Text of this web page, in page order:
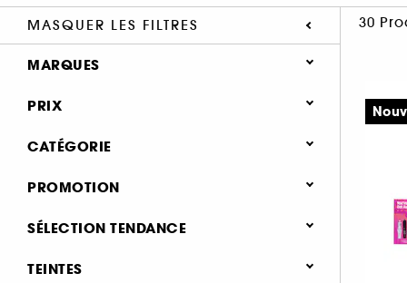
MASQUER LES FILTRES 30
MARQUES
ARMANI (1)
CLARINS (2)
PRIX
CATÉGORIE
Maquillage
Coffret Rouge à Lèvres (24)
PROMOTION
0 (19)
SÉLECTION TENDANCE
Nouveauté (7)
TEINTES